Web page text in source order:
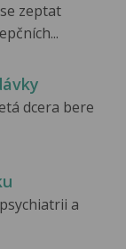
zeptat
dcera bere
a